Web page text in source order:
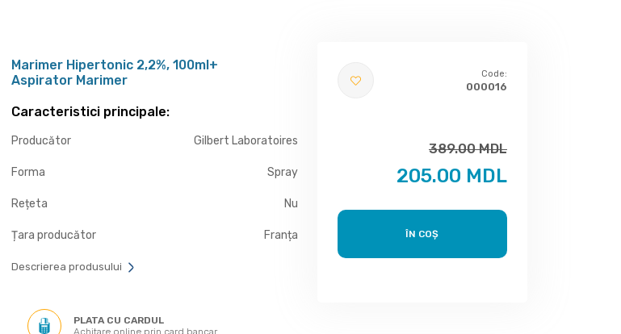
Marimer Hipertonic 2,2%, 100ml+
Aspirator Marimer
Caracteristici principale:
Producător Gilbert Laboratoires
Forma Spray
Rețeta Nu
Țara producător Franța
Descrierea produsului
PLATA CU CARDUL
Achitare online prin card bancar
Code:
000016
389.00 MDL
205.00 MDL
ÎN COȘ